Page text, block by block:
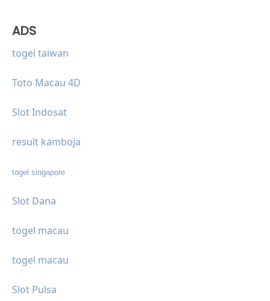
ADS
togel taiwan
Toto Macau 4D
Slot Indosat
result kamboja
togel singapore
Slot Dana
togel macau
togel macau
Slot Pulsa